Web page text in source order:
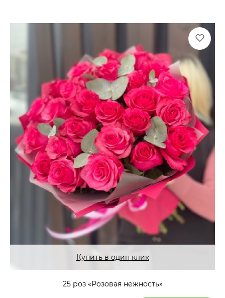
Купить в один клик
25 роз «Розовая нежность»